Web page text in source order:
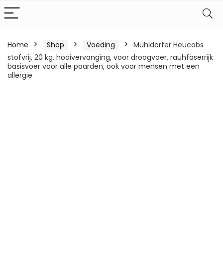
Home Shop Voeding
Mühldorfer Heucobs
stofvrij, 20 kg, hooivervanging, voor droogvoer, rauhfaserrijk
basisvoer voor alle paarden, ook voor mensen met een
allergie